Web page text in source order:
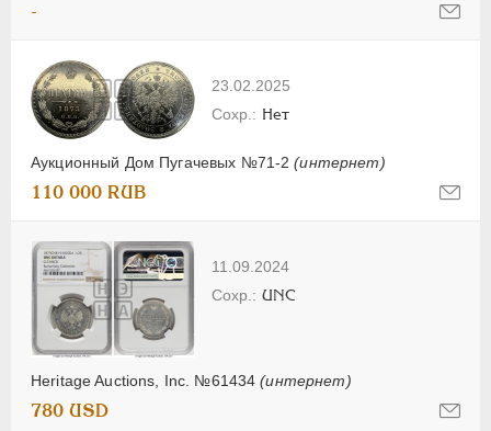
-
23.02.2025
Аукционный Дом Пугачевых №71-2(интернет)
Нет
110 000 RUB
11.09.2024
Heritage Auctions, Inc. №61434(интернет)
UNC
780 USD